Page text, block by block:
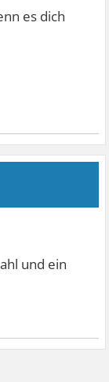
es dich
und ein